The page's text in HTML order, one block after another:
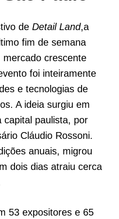
de Detail Land,a
fim de semana
crescente
foi inteiramente
e tecnologias de
A ideia surgiu em
paulista, por
Cláudio Rossoni.
anuais, migrou
dois dias atraiu cerca
53 expositores e 65